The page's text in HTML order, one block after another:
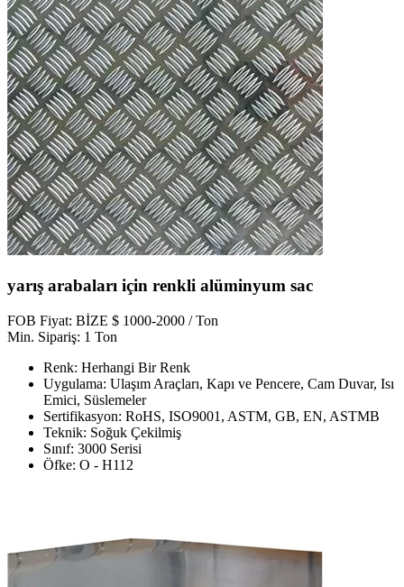
yarış arabaları için renkli alüminyum sac
FOB Fiyat: BİZE $ 1000-2000 / Ton
Min. Sipariş: 1 Ton
Renk: Herhangi Bir Renk
Uygulama: Ulaşım Araçları, Kapı ve Pencere, Cam Duvar, Isı
Emici, Süslemeler
Sertifikasyon: RoHS, ISO9001, ASTM, GB, EN, ASTMB
Teknik: Soğuk Çekilmiş
Sınıf: 3000 Serisi
Öfke: O - H112